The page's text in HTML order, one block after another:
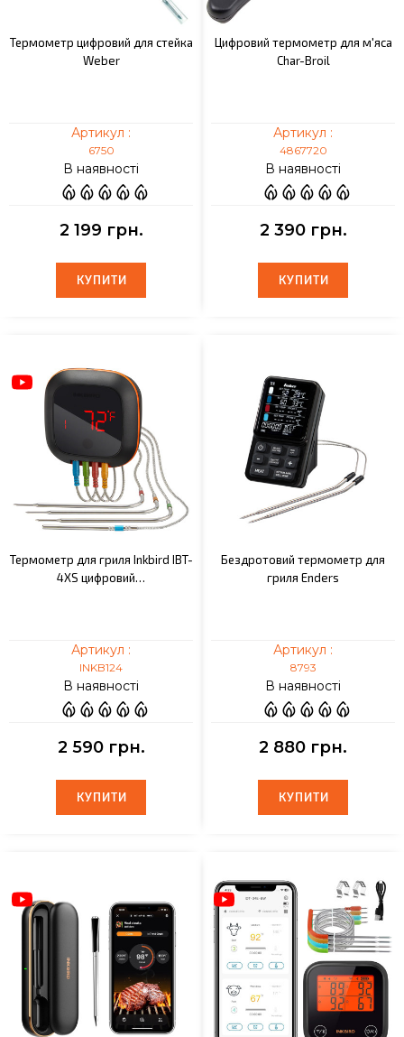
Термометр цифровий для стейка
Weber
Артикул :
6750
В наявності
2 199 грн.
КУПИТИ
КУПИТИ
Цифровий термометр для м'яса
Char-Broil
Артикул :
4867720
В наявності
2 390 грн.
КУПИТИ
КУПИТИ
Термометр для гриля Inkbird IBT-
4XS цифровий…
Артикул :
INKB124
В наявності
2 590 грн.
КУПИТИ
КУПИТИ
Бездротовий термометр для
гриля Enders
Артикул :
8793
В наявності
2 880 грн.
КУПИТИ
КУПИТИ